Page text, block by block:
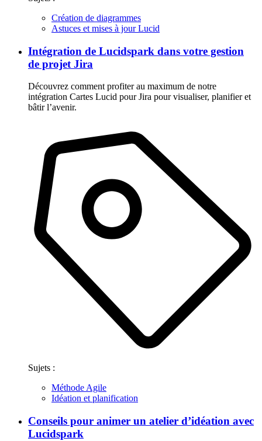
Création de diagrammes
Astuces et mises à jour Lucid
Intégration de Lucidspark dans votre gestion
de projet Jira
Découvrez comment profiter au maximum de notre
intégration Cartes Lucid pour Jira pour visualiser, planifier et
bâtir l’avenir.
Sujets :
Méthode Agile
Idéation et planification
Conseils pour animer un atelier d’idéation avec
Lucidspark